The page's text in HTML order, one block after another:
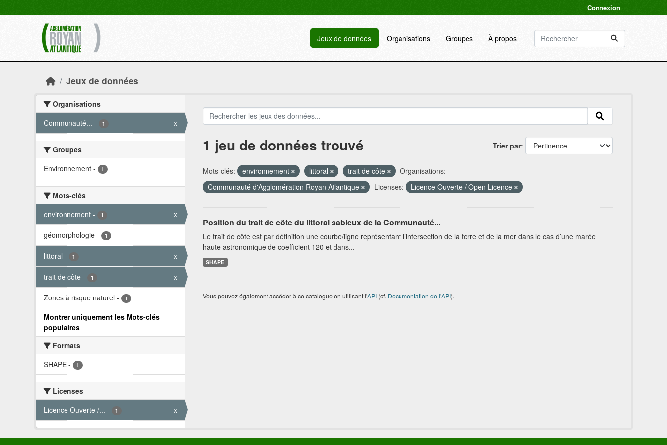
Connexion
Jeux de données Organisations Groupes À propos
Jeux de données
Organisations
Communauté... - 1 x
Groupes
Environnement - 1
Mots-clés
environnement - 1 x
géomorphologie - 1
littoral - 1 x
trait de côte - 1 x
Zones à risque naturel - 1
Montrer uniquement les Mots-clés
populaires
Formats
SHAPE - 1
Licenses
Licence Ouverte /... - 1 x
Trier par
1 jeu de données trouvé
Mots-clés: environnement littoral trait de côte
Organisations:
Communauté d'Agglomération Royan Atlantique
Licenses: Licence Ouverte / Open Licence
Position du trait de côte du littoral sableux de la Communauté...
Le trait de côte est par définition une courbe/ligne représentant l’intersection de la terre et de la mer dans le cas d’une marée
haute astronomique de coefficient 120 et dans...
SHAPE
Vous pouvez également accéder à ce catalogue en utilisant l'API(cf. Documentation de l'API).